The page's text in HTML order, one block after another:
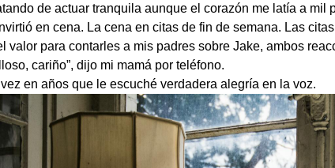
de actuar tranquila aunque el corazón me latía a mil
en cena. La cena en citas de fin de semana. Las
valor para contarles a mis padres sobre Jake, ambos
cariño”, dijo mi mamá por teléfono.
en años que le escuché verdadera alegría en la voz.